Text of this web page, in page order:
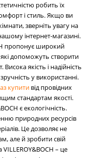
робить їх
і стиль. Якщо ви
зверніть увагу на
інтернет-магазині.
пропонує широкий
допоможуть створити
якість і надійність
у використанні.
купити від провідних
стандартам якості.
є екологічність.
природних ресурсів
Це дозволяє не
але й зробити свій
– це